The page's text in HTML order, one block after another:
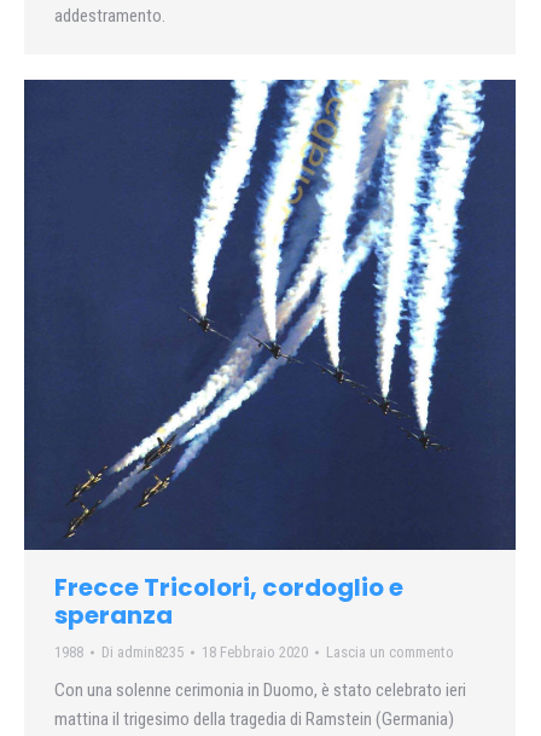
addestramento.
Frecce Tricolori, cordoglio e
speranza
1988 Di admin8235 18 Febbraio 2020 Lascia un commento
Con una solenne cerimonia in Duomo, è stato celebrato ieri
mattina il trigesimo della tragedia di Ramstein (Germania)